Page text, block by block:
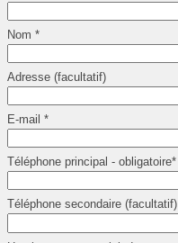
Nom*
Adresse (facultatif)
E-mail*
Téléphone principal - obligatoire*
Téléphone secondaire (facultatif)